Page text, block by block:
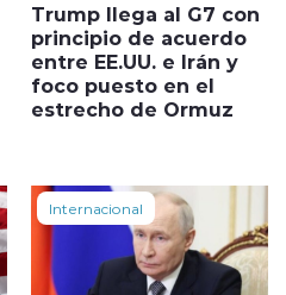
Trump llega al G7 con
principio de acuerdo
entre EE.UU. e Irán y
foco puesto en el
estrecho de Ormuz
Internacional